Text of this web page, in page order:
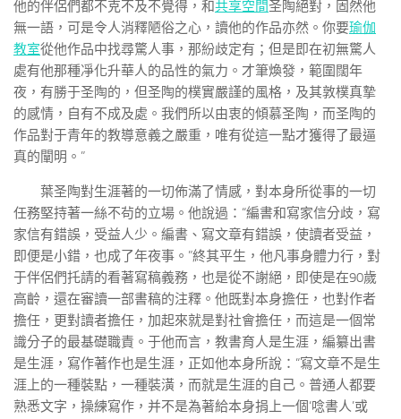
他的伴侶們都不克不及不覺得，和共享空間圣陶絕對，固然他
無一語，可是令人消釋陋俗之心，讀他的作品亦然。你要瑜伽
教室從他作品中找尋驚人事，那紛歧定有；但是即在初無驚人
處有他那種凈化升華人的品性的氣力。才筆煥發，範圍闊年
夜，有勝于圣陶的，但圣陶的樸實嚴謹的風格，及其敦樸真摯
的感情，自有不成及處。我們所以由衷的傾慕圣陶，而圣陶的
作品對于青年的教導意義之嚴重，唯有從這一點才獲得了最逼
真的闡明。”
葉圣陶對生涯著的一切佈滿了情感，對本身所從事的一切
任務堅持著一絲不茍的立場。他說過：“編書和寫家信分歧，寫
家信有錯誤，受益人少。編書、寫文章有錯誤，使讀者受益，
即便是小錯，也成了年夜事。”終其平生，他凡事身體力行，對
于伴侶們托請的看著寫稿義務，也是從不謝絕，即使是在90歲
高齡，還在審讀一部書稿的注釋。他既對本身擔任，也對作者
擔任，更對讀者擔任，加起來就是對社會擔任，而這是一個常
識分子的最基礎職責。于他而言，教書育人是生涯，編纂出書
是生涯，寫作著作也是生涯，正如他本身所說：“寫文章不是生
涯上的一種裝點，一種裝潢，而就是生涯的自己。普通人都要
熟悉文字，操練寫作，并不是為著給本身捐上一個‘唸書人’或